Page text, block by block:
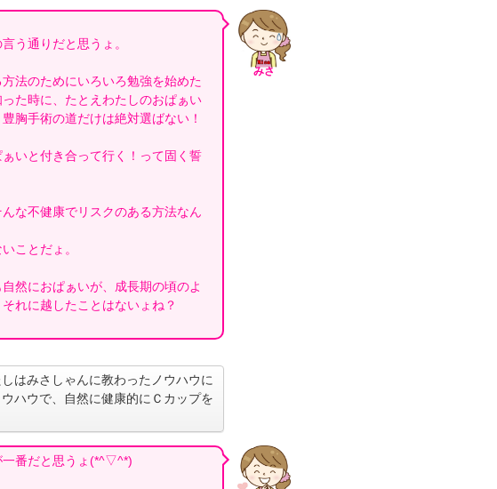
みさ
う通りだと思うょ。
法のためにいろいろ勉強を始めた
た時に、たとえわたしのおぱぁい
胸手術の道だけは絶対選ばない！
いと付き合って行く！って固く誓
な不健康でリスクのある方法なん
ことだょ。
然におぱぁいが、成長期の頃のよ
れに越したことはないょね？
はみさしゃんに教わったノウハウに
ハウで、自然に健康的にＣカップを
一番だと思うょ(*^▽^*)